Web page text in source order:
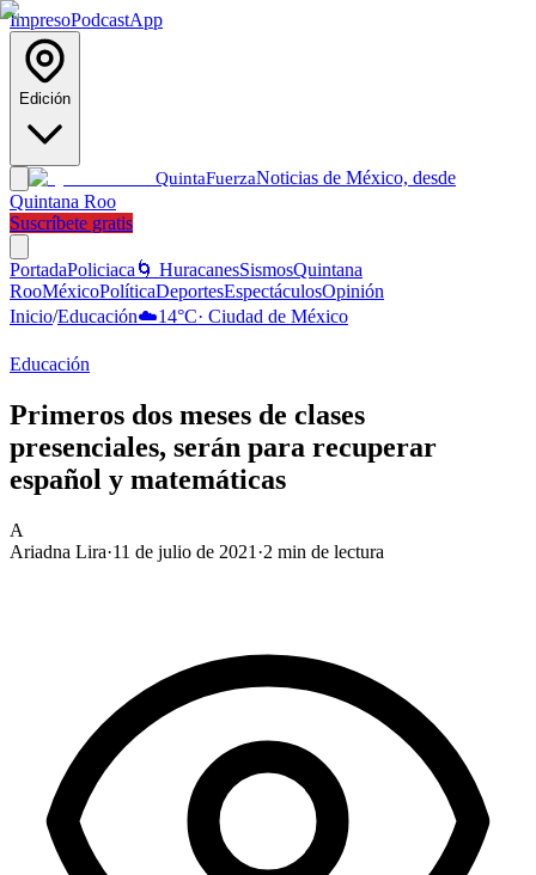
ImpresoPodcastApp
Edición
QuintaFuerzaNoticias de México, desde
Quintana Roo
Suscríbete gratis
PortadaPoliciaca 🌀 HuracanesSismosQuintana
RooMéxicoPolíticaDeportesEspectáculosOpinión
Inicio/Educación☁️14°C· Ciudad de México
Educación
Primeros dos meses de clases
presenciales, serán para recuperar
español y matemáticas
A
Ariadna Lira·11 de julio de 2021 ·2 min de lectura